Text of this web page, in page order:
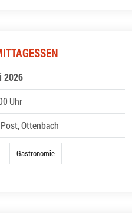
2026
Uhr
Ottenbach
Gastronomie